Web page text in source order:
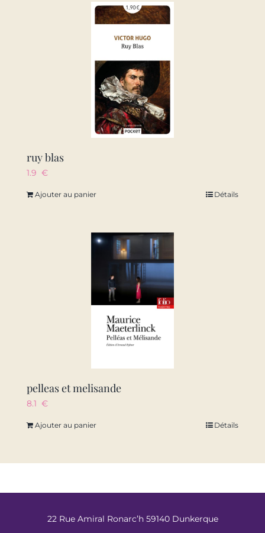
ruy blas
1.9 €
Ajouter au panier Détails
pelleas et melisande
8.1 €
Ajouter au panier Détails
22 Rue Amiral Ronarc’h 59140 Dunkerque